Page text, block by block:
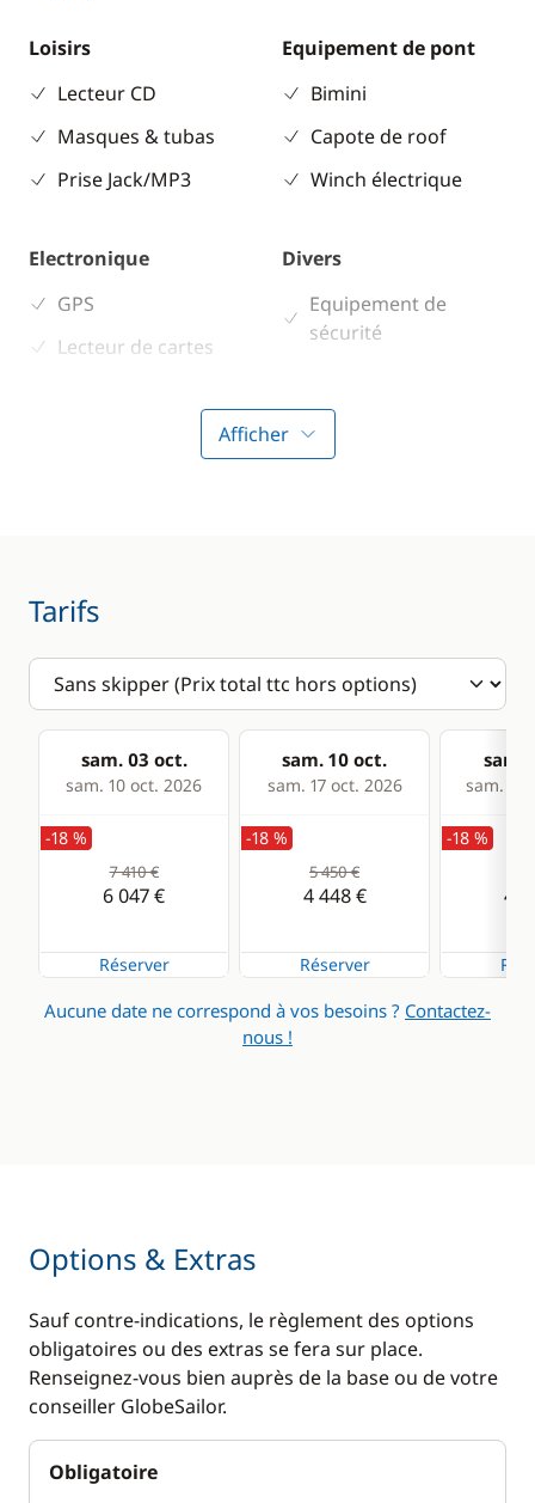
Loisirs
Lecteur CD
Masques & tubas
Prise Jack/MP3
Equipement de pont
Bimini
Capote de roof
Winch électrique
Electronique
GPS
Lecteur de cartes
Divers
Equipement de
sécurité
Machine à café
WC électrique
Afficher
Tarifs
sam. 03 oct.
sam. 10 oct. 2026
sam. 10 oct.
sam. 17 oct. 2026
sam.
sam. 24
-18 %
7 410 €
6 047 €
Réserver
-18 %
5 450 €
4 448 €
Réserver
-18 %
4
Aucune date ne correspond à vos besoins ? Contactez-
nous !
Options & Extras
Sauf contre-indications, le règlement des options
obligatoires ou des extras se fera sur place.
Renseignez-vous bien auprès de la base ou de votre
conseiller GlobeSailor.
Obligatoire